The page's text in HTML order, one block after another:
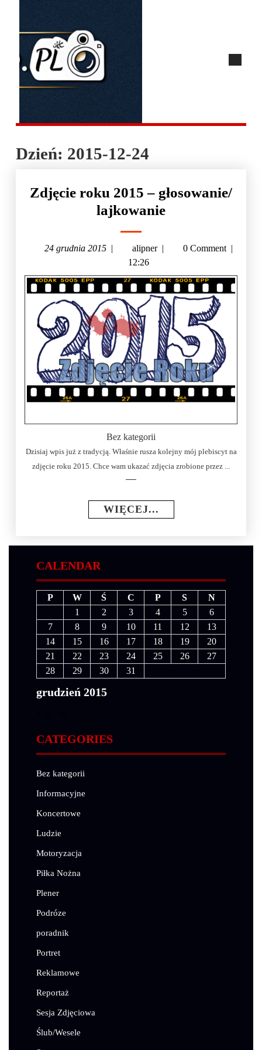
Dzień: 2015-12-24
Zdjęcie roku 2015 – głosowanie/
lajkowanie
24 grudnia 2015 | alipner | 0 Comment |
12:26
Bez kategorii
Dzisiaj wpis już z tradycją. Właśnie rusza kolejny mój plebiscyt na
zdjęcie roku 2015. Chce wam ukazać zdjęcia zrobione przez ...
WIĘCEJ...
CALENDAR
grudzień 2015
P W Ś C P S
N
1
2 3 4 5
6
7
8 9 10 11 12
13
14
15 16 17 18 19
20
21
22 23 24 25 26
27
28
29 30 31
CATEGORIES
Bez kategorii
Informacyjne
Koncertowe
Ludzie
Motoryzacja
Piłka Nożna
Plener
Podróze
poradnik
Portret
Reklamowe
Reportaż
Sesja Zdjęciowa
Ślub/Wesele